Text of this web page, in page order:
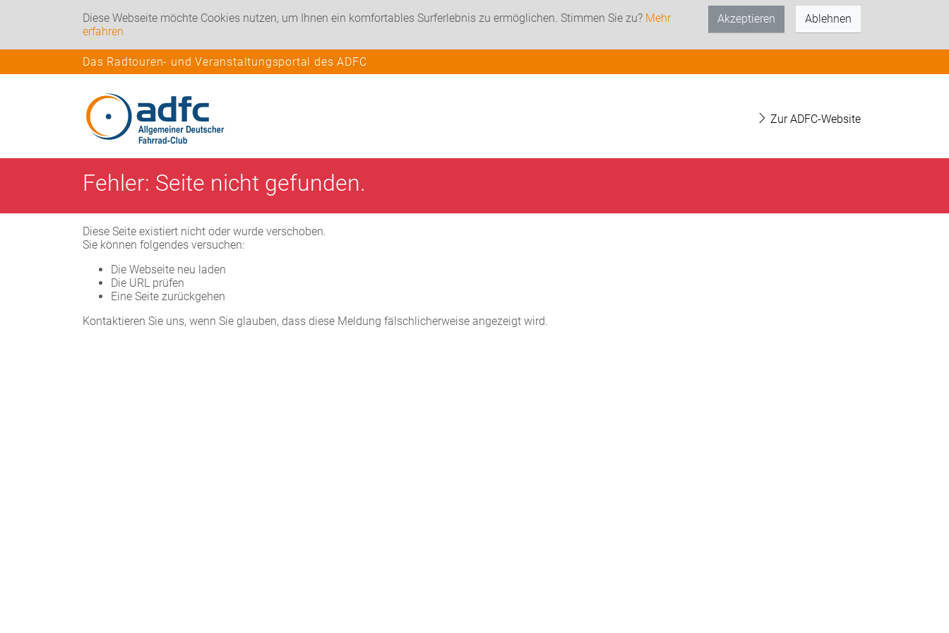
Diese Webseite möchte Cookies nutzen, um Ihnen ein komfortables Surferlebnis zu ermöglichen. Stimmen Sie zu? Mehr
erfahren
Akzeptieren Ablehnen
Das Radtouren- und Veranstaltungsportal des ADFC
Zur ADFC-Website
Fehler: Seite nicht gefunden.
Diese Seite existiert nicht oder wurde verschoben.
Sie können folgendes versuchen:
Die Webseite neu laden
Die URL prüfen
Eine Seite zurückgehen
Kontaktieren Sie uns, wenn Sie glauben, dass diese Meldung fälschlicherweise angezeigt wird.